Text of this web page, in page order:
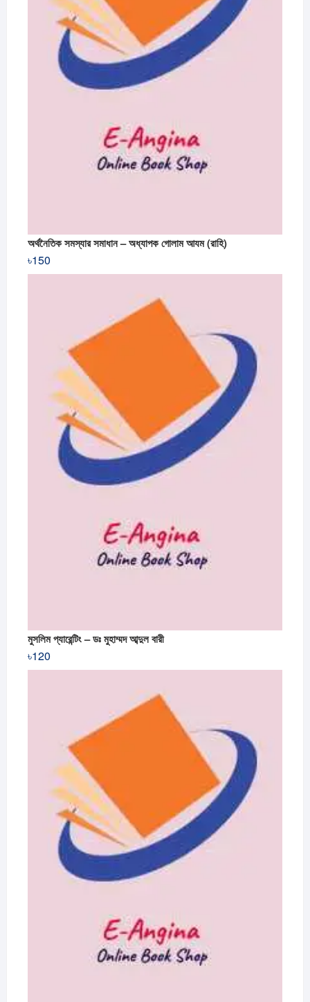
অর্থনৈতিক সমস্যার সমাধান – অধ্যাপক গোলাম আযম (রাহি)
৳150
মুসলিম প্যারেন্টিং – ডঃ মুহাম্মদ আব্দুল বারী
৳120